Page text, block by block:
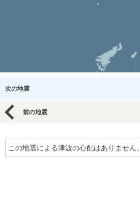
次の地震
前の地震
この地震による津波の心配はありません。